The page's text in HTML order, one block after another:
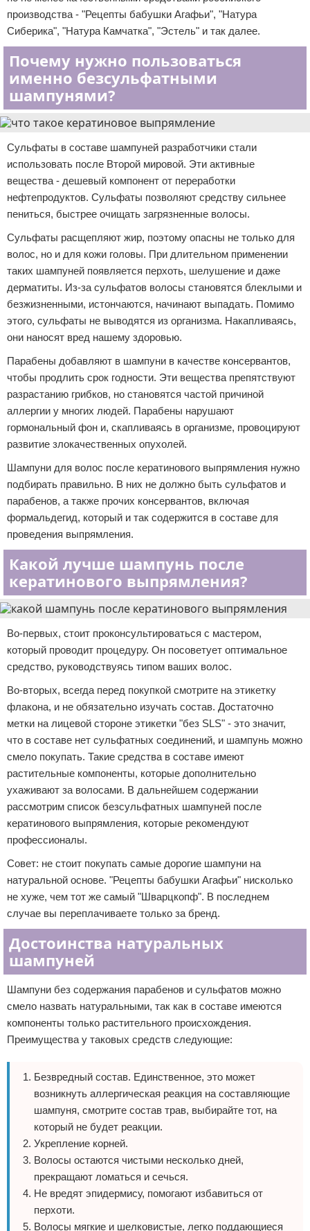
производства - "Рецепты бабушки Агафьи", "Натура
Сиберика", "Натура Камчатка", "Эстель" и так далее.
Почему нужно пользоваться
именно безсульфатными
шампунями?
Сульфаты в составе шампуней разработчики стали
использовать после Второй мировой. Эти активные
вещества - дешевый компонент от переработки
нефтепродуктов. Сульфаты позволяют средству сильнее
пениться, быстрее очищать загрязненные волосы.
Сульфаты расщепляют жир, поэтому опасны не только для
волос, но и для кожи головы. При длительном применении
таких шампуней появляется перхоть, шелушение и даже
дерматиты. Из-за сульфатов волосы становятся блеклыми и
безжизненными, истончаются, начинают выпадать. Помимо
этого, сульфаты не выводятся из организма. Накапливаясь,
они наносят вред нашему здоровью.
Парабены добавляют в шампуни в качестве консервантов,
чтобы продлить срок годности. Эти вещества препятствуют
разрастанию грибков, но становятся частой причиной
аллергии у многих людей. Парабены нарушают
гормональный фон и, скапливаясь в организме, провоцируют
развитие злокачественных опухолей.
Шампуни для волос после кератинового выпрямления нужно
подбирать правильно. В них не должно быть сульфатов и
парабенов, а также прочих консервантов, включая
формальдегид, который и так содержится в составе для
проведения выпрямления.
Какой лучше шампунь после
кератинового выпрямления?
Во-первых, стоит проконсультироваться с мастером,
который проводит процедуру. Он посоветует оптимальное
средство, руководствуясь типом ваших волос.
Во-вторых, всегда перед покупкой смотрите на этикетку
флакона, и не обязательно изучать состав. Достаточно
метки на лицевой стороне этикетки "без SLS" - это значит,
что в составе нет сульфатных соединений, и шампунь можно
смело покупать. Такие средства в составе имеют
растительные компоненты, которые дополнительно
ухаживают за волосами. В дальнейшем содержании
рассмотрим список безсульфатных шампуней после
кератинового выпрямления, которые рекомендуют
профессионалы.
Совет: не стоит покупать самые дорогие шампуни на
натуральной основе. "Рецепты бабушки Агафьи" нисколько
не хуже, чем тот же самый "Шварцкопф". В последнем
случае вы переплачиваете только за бренд.
Достоинства натуральных
шампуней
Шампуни без содержания парабенов и сульфатов можно
смело назвать натуральными, так как в составе имеются
компоненты только растительного происхождения.
Преимущества у таковых средств следующие:
Безвредный состав. Единственное, это может
возникнуть аллергическая реакция на составляющие
шампуня, смотрите состав трав, выбирайте тот, на
который не будет реакции.
Укрепление корней.
Волосы остаются чистыми несколько дней,
прекращают ломаться и сечься.
Не вредят эпидермису, помогают избавиться от
перхоти.
Волосы мягкие и шелковистые, легко поддающиеся